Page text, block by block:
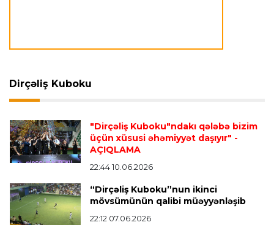
"Reyncers" uduzdu, ÇSKA-dan inamlı qələbə
Transfer
İngiltərə P.L. 23:14 06.08.2026
Alexandre Pato İngiltərə klubunun prezidenti
Transfer 23:08 06.08.2026
Dirçəliş Kuboku
"Dirçəliş Kuboku"ndakı qələbə bizim
üçün xüsusi əhəmiyyət daşıyır" -
AÇIQLAMA
22:44 10.06.2026
“Dirçəliş Kuboku”nun ikinci
mövsümünün qalibi müəyyənləşib
22:12 07.06.2026